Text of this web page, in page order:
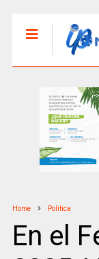
Home Politica
En el